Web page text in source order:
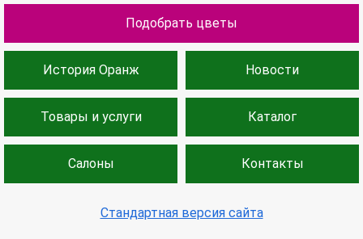
Подобрать цветы
История Оранж Новости
Товары и услуги Каталог
Салоны Контакты
Стандартная версия сайта